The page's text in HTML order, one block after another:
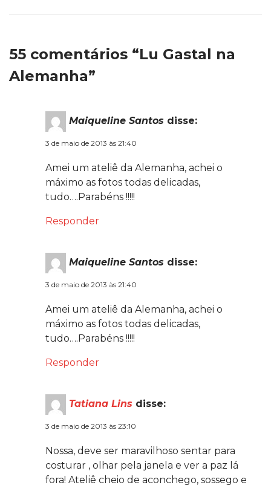
55 comentários “Lu Gastal na
Alemanha”
Maiqueline Santos disse:
3 de maio de 2013 às 21:40
Amei um ateliê da Alemanha, achei o
máximo as fotos todas delicadas,
tudo….Parabéns !!!!!
Responder
Maiqueline Santos disse:
3 de maio de 2013 às 21:40
Amei um ateliê da Alemanha, achei o
máximo as fotos todas delicadas,
tudo….Parabéns !!!!!
Responder
Tatiana Lins disse:
3 de maio de 2013 às 23:10
Nossa, deve ser maravilhoso sentar para
costurar , olhar pela janela e ver a paz lá
fora! Ateliê cheio de aconchego, sossego e